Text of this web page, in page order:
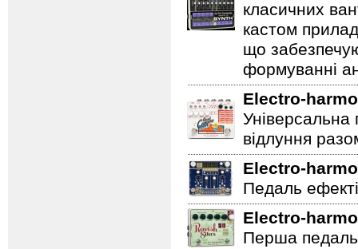
класичних
кастом
що
формуванні
Electro-
Універсальна
відлуння
Electro-
Педаль
Electro-
Перша